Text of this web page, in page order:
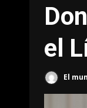
el
El